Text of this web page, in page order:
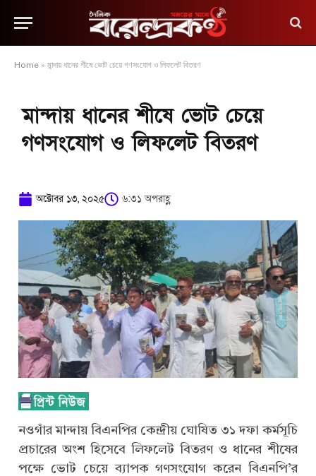
Home » মান্দায় ধানের শীষে ভোট চেয়ে গণসংযোগ ও লিফলেট বিতরণ
মান্দায় ধানের শীষে ভোট চেয়ে
গণসংযোগ ও লিফলেট বিতরণ
অক্টোবর ১৩, ২০২৫ ৬:৩১ অপরাহ্ণ
নওগাঁর মান্দায় বিএনপির কেন্দ্রীয় ঘোষিত ৩১ দফা কর্মসূচি
প্রচারের অংশ হিসেবে লিফলেট বিতরণ ও ধানের শীষের
পক্ষে ভোট চেয়ে ব্যাপক গণসংযোগ করেন বিএনপি’র